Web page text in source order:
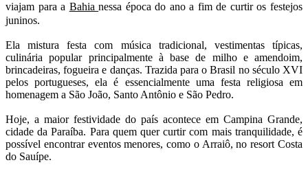
viajam para a Bahianessa época do ano a fim de curtir os festejos
juninos.
Ela mistura festa com música tradicional, vestimentas típicas,
culinária popular principalmente à base de milho e amendoim,
brincadeiras, fogueira e danças. Trazida para o Brasil no século XVI
pelos portugueses, ela é essencialmente uma festa religiosa em
homenagem a São João, Santo Antônio e São Pedro.
Hoje, a maior festividade do país acontece em Campina Grande,
cidade da Paraíba. Para quem quer curtir com mais tranquilidade, é
possível encontrar eventos menores, como o Arraiô, no resort Costa
do Sauípe.